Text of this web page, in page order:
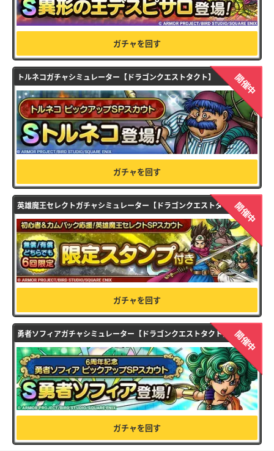
ガチャを回す
開催中
トルネコガチャシミュレーター【ドラゴンクエストタクト】
ガチャを回す
開催中
英雄魔王セレクトガチャシミュレーター【ドラゴンクエストタクト】
ガチャを回す
開催中
勇者ソフィアガチャシミュレーター【ドラゴンクエストタクト】
ガチャを回す